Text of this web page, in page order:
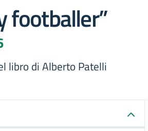
footballer”
libro di Alberto Patelli